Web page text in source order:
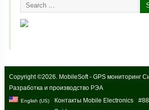
Copyright ©2026. MobileSoft - GPS мониторинг
Разработка и производство РЭА
English (US) Контакты Mobile Electronics